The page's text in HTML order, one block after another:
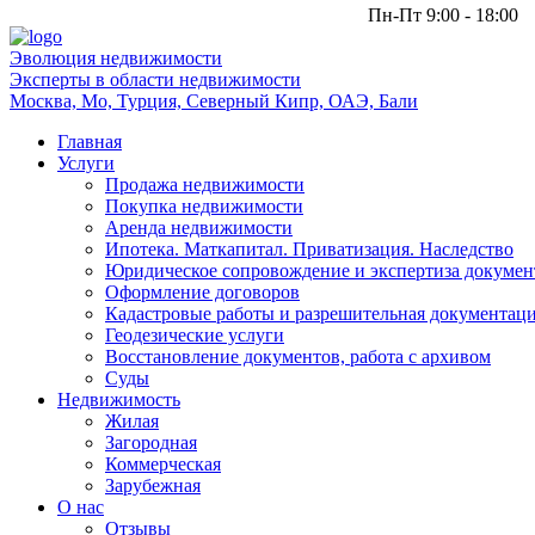
Пн-Пт 9:00 - 18:00
Эволюция недвижимости
Эксперты в области недвижимости
Москва, Мо, Турция, Северный Кипр, ОАЭ, Бали
Главная
Услуги
Продажа недвижимости
Покупка недвижимости
Аренда недвижимости
Ипотека. Маткапитал. Приватизация. Наследство
Юридическое сопровождение и экспертиза
Оформление договоров
Кадастровые работы и разрешительная
Геодезические услуги
Восстановление документов, работа с архивом
Суды
Недвижимость
Жилая
Загородная
Коммерческая
Зарубежная
О нас
Отзывы